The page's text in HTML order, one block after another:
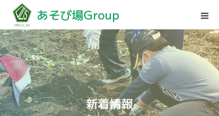
あそび場Group
新着情報